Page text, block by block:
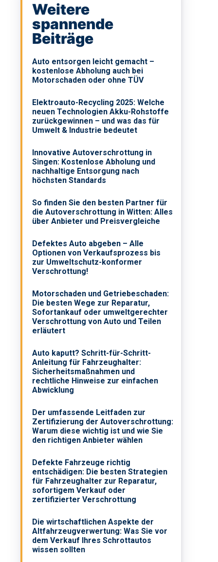
Weitere
spannende
Beiträge
Auto entsorgen leicht gemacht –
kostenlose Abholung auch bei
Motorschaden oder ohne TÜV
Elektroauto-Recycling 2025: Welche
neuen Technologien Akku-Rohstoffe
zurückgewinnen – und was das für
Umwelt & Industrie bedeutet
Innovative Autoverschrottung in
Singen: Kostenlose Abholung und
nachhaltige Entsorgung nach
höchsten Standards
So finden Sie den besten Partner für
die Autoverschrottung in Witten: Alles
über Anbieter und Preisvergleiche
Defektes Auto abgeben – Alle
Optionen von Verkaufsprozess bis
zur Umweltschutz-konformer
Verschrottung!
Motorschaden und Getriebeschaden:
Die besten Wege zur Reparatur,
Sofortankauf oder umweltgerechter
Verschrottung von Auto und Teilen
erläutert
Auto kaputt? Schritt-für-Schritt-
Anleitung für Fahrzeughalter:
Sicherheitsmaßnahmen und
rechtliche Hinweise zur einfachen
Abwicklung
Der umfassende Leitfaden zur
Zertifizierung der Autoverschrottung:
Warum diese wichtig ist und wie Sie
den richtigen Anbieter wählen
Defekte Fahrzeuge richtig
entschädigen: Die besten Strategien
für Fahrzeughalter zur Reparatur,
sofortigem Verkauf oder
zertifizierter Verschrottung
Die wirtschaftlichen Aspekte der
Altfahrzeugverwertung: Was Sie vor
dem Verkauf Ihres Schrottautos
wissen sollten